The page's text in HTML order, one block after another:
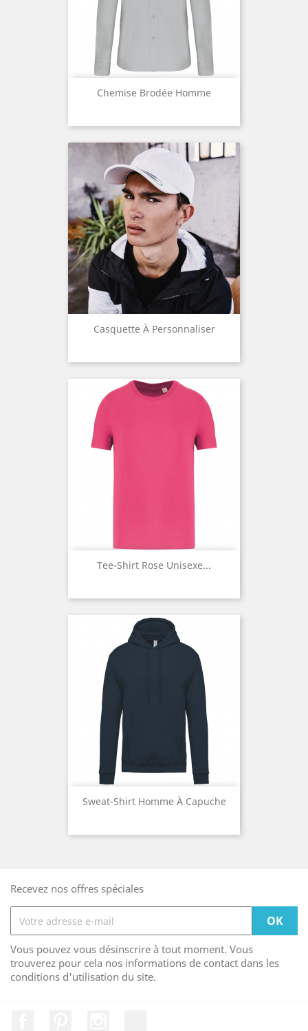
Chemise Brodée Homme
Casquette À Personnaliser
Tee-Shirt Rose Unisexe...
Sweat-Shirt Homme À Capuche
Recevez nos offres spéciales
Vous pouvez vous désinscrire à tout moment. Vous
trouverez pour cela nos informations de contact dans les
conditions d'utilisation du site.